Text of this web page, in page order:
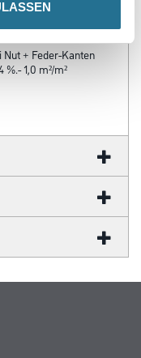
+ Feder-Kanten
1,0 m²/m²